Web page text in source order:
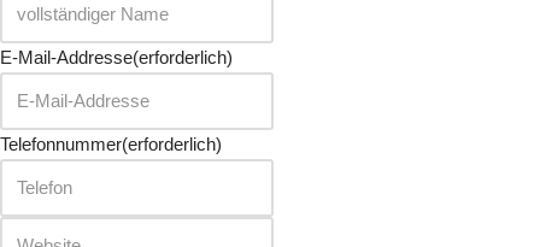
E-Mail-Addresse(erforderlich)
Telefonnummer(erforderlich)